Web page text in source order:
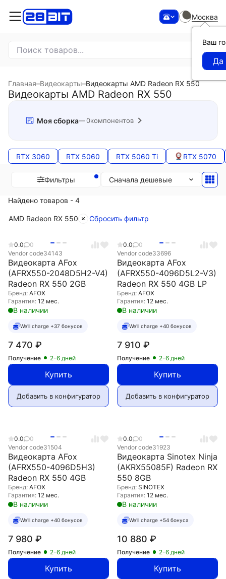
Москва
Ваш
Главная–Видеокарты–Видеокарты AMD Radeon RX 550
Видеокарты AMD Radeon RX 550
Моя сборка 0компонентов
RTX 3060 RTX 5060 RTX 5060 Ti RTX 5070
Сначала дешевые
Фильтры
Найдено товаров - 4
AMD Radeon RX 550 Сбросить фильтр
0.0
0
Vendor code34143
Видеокарта AFox
(AFRX550-2048D5H2-V4)
Radeon RX 550 2GB
Бренд: AFOX
Гарантия: 12 мес.
В наличии
We'll charge +37 бонусов
7 470 ₽
Получение 2-6 дней
Купить
Добавить в конфигуратор
0.0
0
Vendor code33696
Видеокарта AFox
(AFRX550-4096D5L2-V3)
Radeon RX 550 4GB LP
Бренд: AFOX
Гарантия: 12 мес.
В наличии
We'll charge +40 бонусов
7 910 ₽
Получение 2-6 дней
Купить
Добавить в конфигуратор
0.0
0
Vendor code31504
Видеокарта AFox
(AFRX550-4096D5H3)
Radeon RX 550 4GB
Бренд: AFOX
Гарантия: 12 мес.
В наличии
We'll charge +40 бонусов
7 980 ₽
Получение 2-6 дней
Купить
0.0
0
Vendor code31923
Видеокарта Sinotex Ninja
(AKRX55085F) Radeon RX
550 8GB
Бренд: SINOTEX
Гарантия: 12 мес.
В наличии
We'll charge +54 бонуса
10 880 ₽
Получение 2-6 дней
Купить